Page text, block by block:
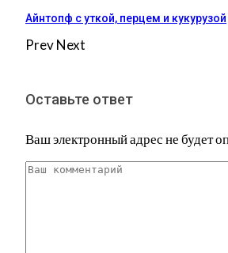
Айнтопф с уткой, перцем и кукурузой
PrevNext
Оставьте ответ
Ваш электронный адрес не будет